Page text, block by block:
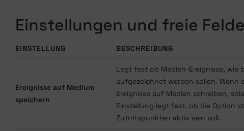
Einstellungen und freie
EINSTELLUNG BESCHREIBUNG
Ereignisse auf Medium
speichern
Legt fest ob Medien-Ereignisse, wie
aufgezeichnet werden sollen. Wenn
Ereignisse auf Medien schreiben,
Einstellung legt fest, ob die Option
Zutrittspunkten aktiv sein soll.